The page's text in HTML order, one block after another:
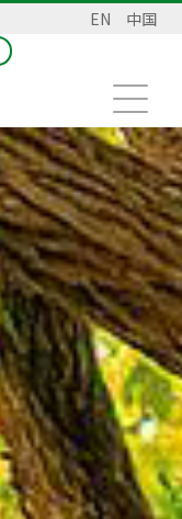
EN 中国